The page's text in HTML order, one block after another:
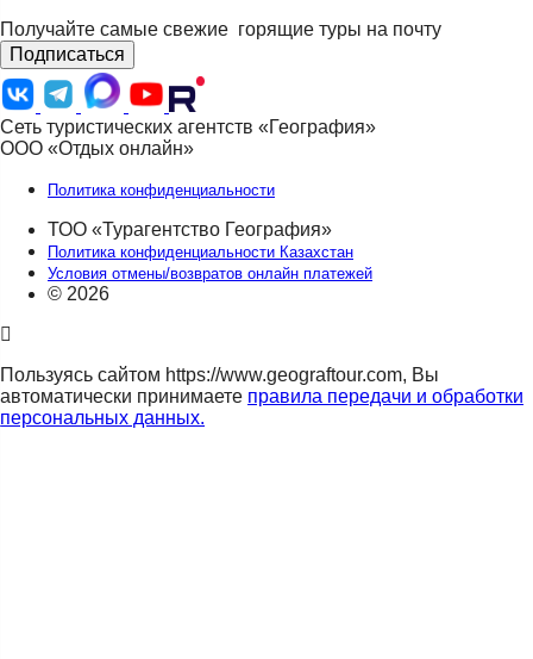
Получайте самые свежие горящие туры на почту
Подписаться
Сеть туристических агентств «География»
ООО «Отдых онлайн»
Политика конфиденциальности
ТОО «Турагентство География»
Политика конфиденциальности Казахстан
Условия отмены/возвратов онлайн платежей
© 2026
Пользуясь сайтом https://www.geograftour.com, Вы
автоматически принимаете правила передачи и обработки
персональных данных.